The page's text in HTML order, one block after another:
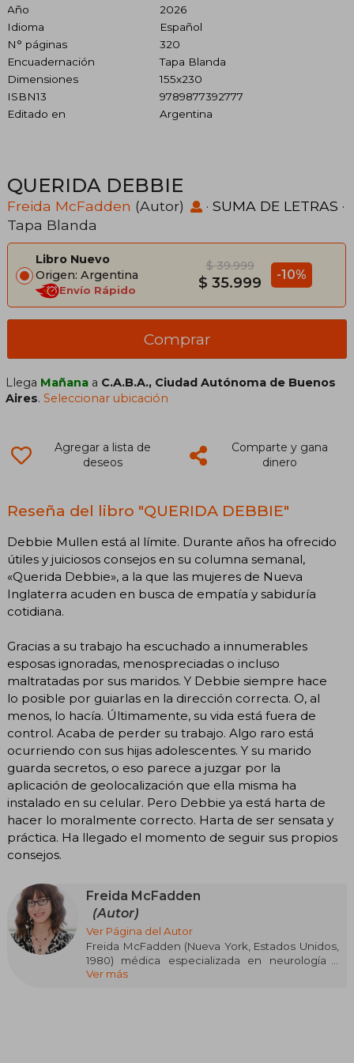
Año
2026
Idioma
Español
N° páginas
320
Encuadernación
Tapa Blanda
Dimensiones
155x230
ISBN13
9789877392777
Editado en
Argentina
QUERIDA DEBBIE
Freida McFadden (Autor) · SUMA DE LETRAS ·
Tapa Blanda
Libro Nuevo
Origen: Argentina
Envío Rápido
$ 39.999
$ 35.999 -10%
Comprar
Llega Mañana a C.A.B.A., Ciudad Autónoma de Buenos
Aires.Seleccionar ubicación
Agregar a lista de
deseos
Comparte y gana
dinero
Reseña del libro "QUERIDA DEBBIE"
Debbie Mullen está al límite. Durante años ha ofrecido
útiles y juiciosos consejos en su columna semanal,
«Querida Debbie», a la que las mujeres de Nueva
Inglaterra acuden en busca de empatía y sabiduría
cotidiana.
Gracias a su trabajo ha escuchado a innumerables
esposas ignoradas, menospreciadas o incluso
maltratadas por sus maridos. Y Debbie siempre hace
lo posible por guiarlas en la dirección correcta. O, al
menos, lo hacía. Últimamente, su vida está fuera de
control. Acaba de perder su trabajo. Algo raro está
ocurriendo con sus hijas adolescentes. Y su marido
guarda secretos, o eso parece a juzgar por la
aplicación de geolocalización que ella misma ha
instalado en su celular. Pero Debbie ya está harta de
hacer lo moralmente correcto. Harta de ser sensata y
práctica. Ha llegado el momento de seguir sus propios
consejos.
Freida McFadden
(Autor)
Ver Página del Autor
Freida McFadden (Nueva York, Estados Unidos,
1980) médica especializada en neurología y
escritora superventas, ha revolucionado el
Ver más